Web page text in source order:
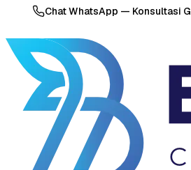
Chat WhatsApp — Konsultasi